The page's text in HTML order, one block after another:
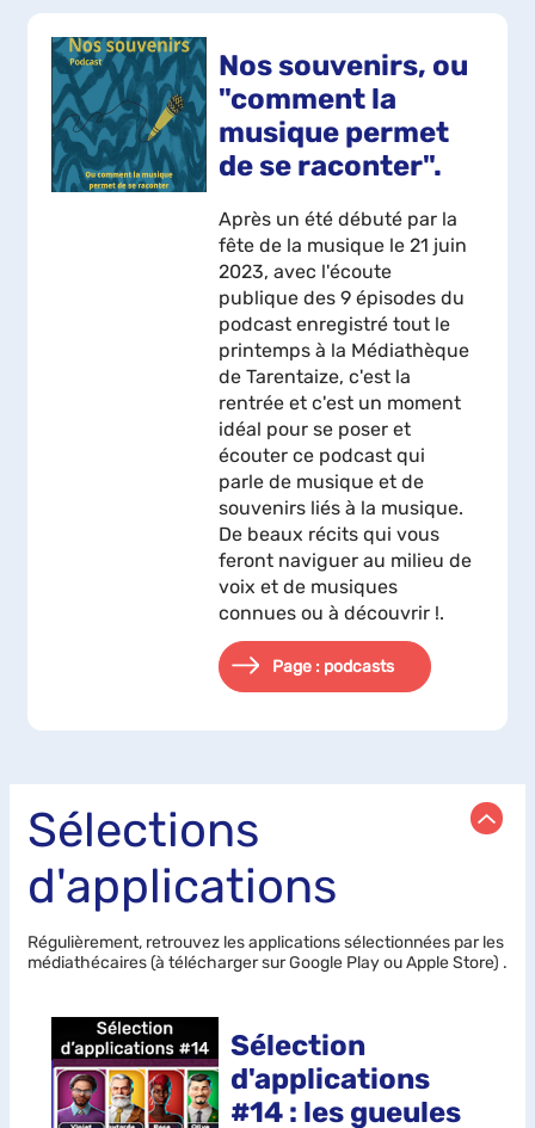
Nos souvenirs, ou
"comment la
musique permet
de se raconter".
Après un été débuté par la
fête de la musique le 21 juin
2023, avec l'écoute
publique des 9 épisodes du
podcast enregistré tout le
printemps à la Médiathèque
de Tarentaize, c'est la
rentrée et c'est un moment
idéal pour se poser et
écouter ce podcast qui
parle de musique et de
souvenirs liés à la musique.
De beaux récits qui vous
feront naviguer au milieu de
voix et de musiques
connues ou à découvrir !.
Page : podcasts
Sélections
d'applications
Régulièrement, retrouvez lesapplications sélectionnées par les
médiathécaires (à télécharger sur Google Play ou Apple Store) .
Sélection
d'applications
#14 : les gueules